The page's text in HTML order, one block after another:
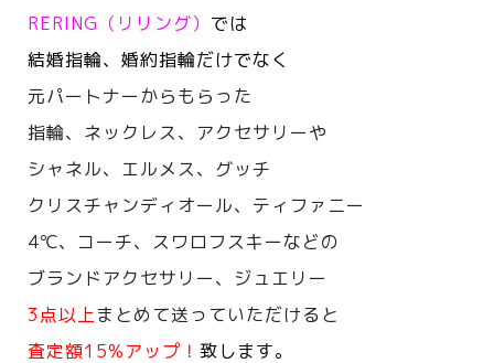
RERING（リリング） では
結婚指輪、婚約指輪だけでなく
元パートナーからもらった
指輪、ネックレス、アクセサリーや
シャネル、エルメス、 グッチ
クリスチャンディオール、ティファニー
4℃、コーチ、スワロフスキーなどの
ブランドアクセサリー、ジュエリー
3点以上まとめて送っていただけると
査定額15%アップ！ 致します。